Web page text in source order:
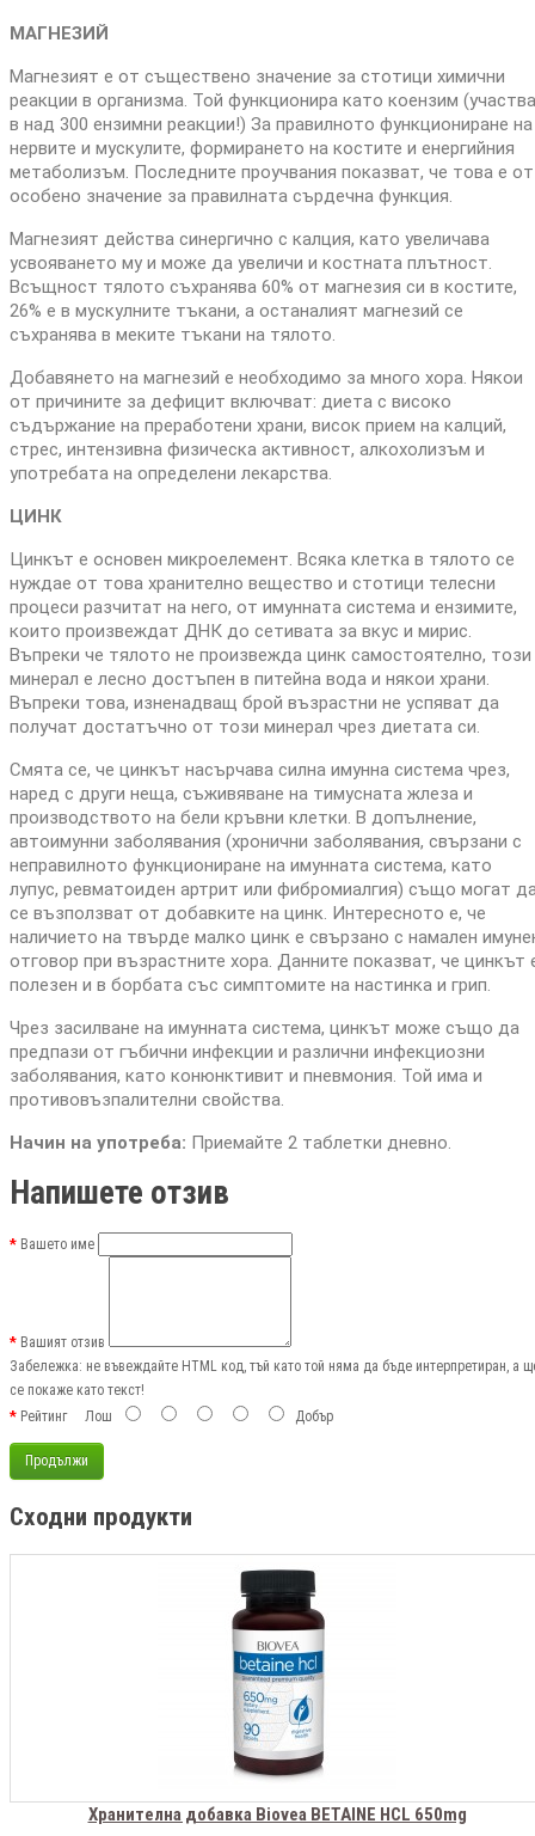
МАГНЕЗИЙ
Магнезият е от съществено значение за стотици химични
реакции в организма. Той функционира като коензим (участва
в над 300 ензимни реакции!) За правилното функциониране на
нервите и мускулите, формирането на костите и енергийния
метаболизъм. Последните проучвания показват, че това е от
особено значение за правилната сърдечна функция.
Магнезият действа синергично с калция, като увеличава
усвояването му и може да увеличи и костната плътност.
Всъщност тялото съхранява 60% от магнезия си в костите,
26% е в мускулните тъкани, а останалият магнезий се
съхранява в меките тъкани на тялото.
Добавянето на магнезий е необходимо за много хора. Някои
от причините за дефицит включват: диета с високо
съдържание на преработени храни, висок прием на калций,
стрес, интензивна физическа активност, алкохолизъм и
употребата на определени лекарства.
ЦИНК
Цинкът е основен микроелемент. Всяка клетка в тялото се
нуждае от това хранително вещество и стотици телесни
процеси разчитат на него, от имунната система и ензимите,
които произвеждат ДНК до сетивата за вкус и мирис.
Въпреки че тялото не произвежда цинк самостоятелно, този
минерал е лесно достъпен в питейна вода и някои храни.
Въпреки това, изненадващ брой възрастни не успяват да
получат достатъчно от този минерал чрез диетата си.
Смята се, че цинкът насърчава силна имунна система чрез,
наред с други неща, съживяване на тимусната жлеза и
производството на бели кръвни клетки. В допълнение,
автоимунни заболявания (хронични заболявания, свързани с
неправилното функциониране на имунната система, като
лупус, ревматоиден артрит или фибромиалгия) също могат
се възползват от добавките на цинк. Интересното е, че
наличието на твърде малко цинк е свързано с намален
отговор при възрастните хора. Данните показват, че цинкът
полезен и в борбата със симптомите на настинка и грип.
Чрез засилване на имунната система, цинкът може също да
предпази от гъбични инфекции и различни инфекциозни
заболявания, като конюнктивит и пневмония. Той има и
противовъзпалителни свойства.
Начин на употреба: Приемайте 2 таблетки дневно.
Напишете отзив
Вашето име
Вашият отзив
Забележка: не въвеждайте HTML код, тъй като той няма да бъде интерпретиран, а
се покаже като текст!
РейтингЛош Добър
Продължи
Сходни продукти
Хранителна добавка Biovea BETAINE HCL 650mg